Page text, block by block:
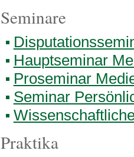
Seminare
Hauptseminar
Proseminar
Seminar
Praktika